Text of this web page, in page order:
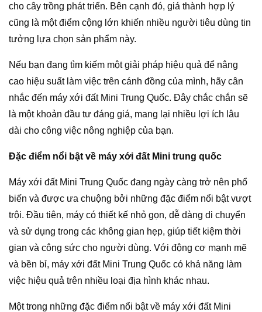
cho cây trồng phát triển. Bên cạnh đó, giá thành hợp lý
cũng là một điểm cộng lớn khiến nhiều người tiêu dùng tin
tưởng lựa chọn sản phẩm này.
Nếu bạn đang tìm kiếm một giải pháp hiệu quả để nâng
cao hiệu suất làm việc trên cánh đồng của mình, hãy cân
nhắc đến máy xới đất Mini Trung Quốc. Đây chắc chắn sẽ
là một khoản đầu tư đáng giá, mang lại nhiều lợi ích lâu
dài cho công việc nông nghiệp của bạn.
Đặc điểm nổi bật về máy xới đất Mini trung quốc
Máy xới đất Mini Trung Quốc đang ngày càng trở nên phổ
biến và được ưa chuộng bởi những đặc điểm nổi bật vượt
trội. Đầu tiên, máy có thiết kế nhỏ gọn, dễ dàng di chuyển
và sử dụng trong các không gian hẹp, giúp tiết kiệm thời
gian và công sức cho người dùng. Với động cơ mạnh mẽ
và bền bỉ, máy xới đất Mini Trung Quốc có khả năng làm
việc hiệu quả trên nhiều loại địa hình khác nhau.
Một trong những đặc điểm nổi bật về máy xới đất Mini